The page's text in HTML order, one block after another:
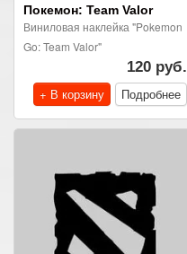
Покемон: Team Valor
Виниловая наклейка "Pokemon
Go: Team Valor"
120 руб.
+ В корзину
Подробнее